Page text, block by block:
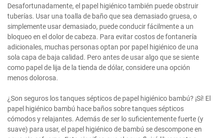
Desafortunadamente, el papel higiénico también puede obstruir
tuberías. Usar una toalla de baño que sea demasiado gruesa, o
simplemente usar demasiado, puede conducir fácilmente a un
bloqueo en el dolor de cabeza. Para evitar costos de fontanería
adicionales, muchas personas optan por papel higiénico de una
sola capa de baja calidad. Pero antes de usar algo que se siente
como papel de lija de la tienda de dólar, considere una opción
menos dolorosa.
¿Son seguros los tanques sépticos de papel higiénico bambú? ¡Sí! El
papel higiénico bambú hace baños sobre tanques sépticos
cómodos y relajantes. Además de ser lo suficientemente fuerte (y
suave) para usar, el papel higiénico de bambú se descompone en